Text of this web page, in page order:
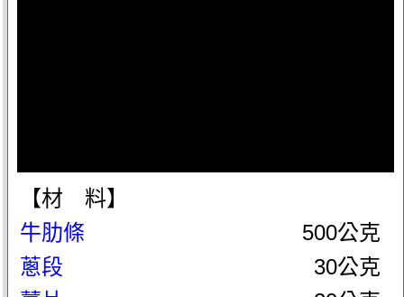
【材 料】
牛肋條
500公克
蔥段
30公克